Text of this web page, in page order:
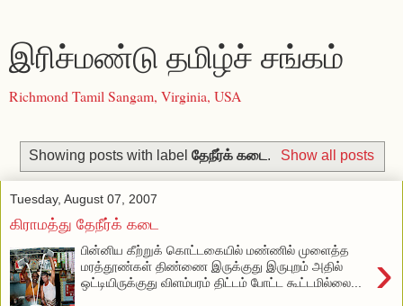
இரிச்மண்டு தமிழ்ச் சங்கம்
Richmond Tamil Sangam, Virginia, USA
Showing posts with labelதேநீர்க் கடை . Show all posts
Tuesday, August 07, 2007
கிராமத்து தேநீர்க் கடை
›
பின்னிய கீற்றுக் கொட்டகையில் மண்ணில் முளைத்த
மரத்தூண்கள் திண்ணை இருக்குது இருபுறம் அதில்
ஒட்டியிருக்குது விளம்பரம் திட்டம் போட்ட கூட்டமில்லை...